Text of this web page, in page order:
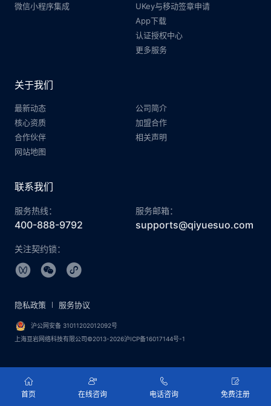
微信小程序集成
UKey与移动签章申请
App下载
认证授权中心
更多服务
关于我们
最新动态
公司简介
核心资质
加盟合作
合作伙伴
相关声明
网站地图
联系我们
服务热线：
400-888-9792
服务邮箱：
supports@qiyuesuo.com
关注契约锁：
沪公网安备 31011202012092号
上海亘岩网络科技有限公司©2013-2026沪ICP备16017144号-1
隐私政策 服务协议
首页 在线咨询 电话咨询 免费注册